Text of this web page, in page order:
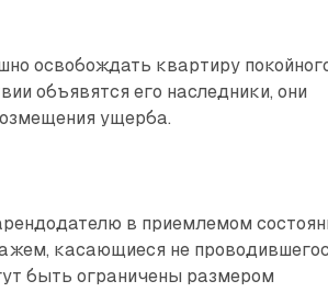
освобождать квартиру
объявятся его наследники, они
ущерба.
в приемлемом
касающиеся не
быть ограничены размером